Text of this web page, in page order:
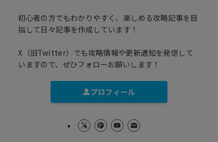
初心者の方でもわかりやすく、楽しめる攻略記事を目
指して日々記事を作成しています！
X（旧Twitter）でも攻略情報や更新通知を発信して
いますので、ぜひフォローお願いします！
プロフィール